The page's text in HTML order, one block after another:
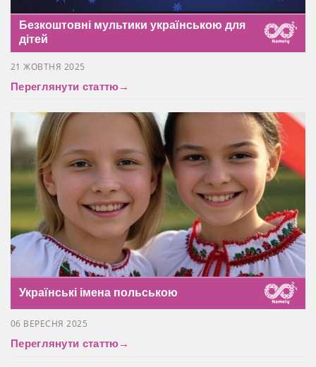
Безкоштовні мультики українською для
дітей
21 ЖОВТНЯ 2025
Переглянути статтю→
Українські імена польською
06 ВЕРЕСНЯ 2025
Переглянути статтю→